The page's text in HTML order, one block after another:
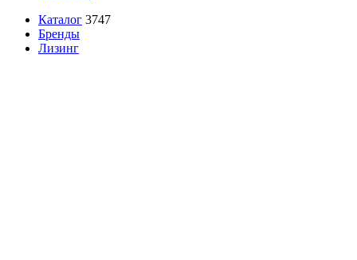
Каталог 3747
Бренды
Лизинг